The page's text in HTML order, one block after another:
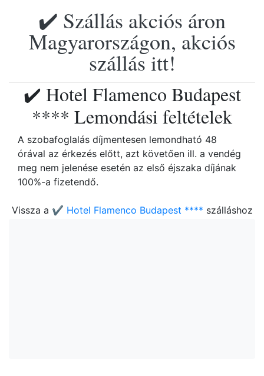
✔️ Szállás akciós áron
Magyarországon, akciós
szállás itt!
✔️ Hotel Flamenco Budapest
**** Lemondási feltételek
A szobafoglalás díjmentesen lemondható 48
órával az érkezés előtt, azt követően ill. a vendég
meg nem jelenése esetén az első éjszaka díjának
100%-a fizetendő.
Vissza a ✔️ Hotel Flamenco Budapest **** szálláshoz